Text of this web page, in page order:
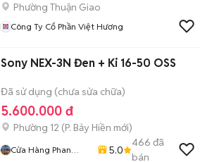
Phường Thuận Giao
Công Ty Cổ Phần Việt Hương
Sony NEX-3N Đen + Ki 16-50 OSS
Đã sử dụng (chưa sửa chữa)
5.600.000 đ
Phường 12 (P. Bảy Hiền mới)
Cửa Hàng Phan
5.0
466 đã
bán